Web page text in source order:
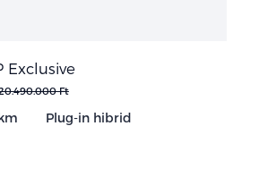
Exclusive
Ft
Plug-in hibrid